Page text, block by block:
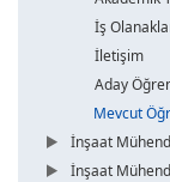
İş
İletişim
Aday
Mevcut
İnşaat
İnşaat